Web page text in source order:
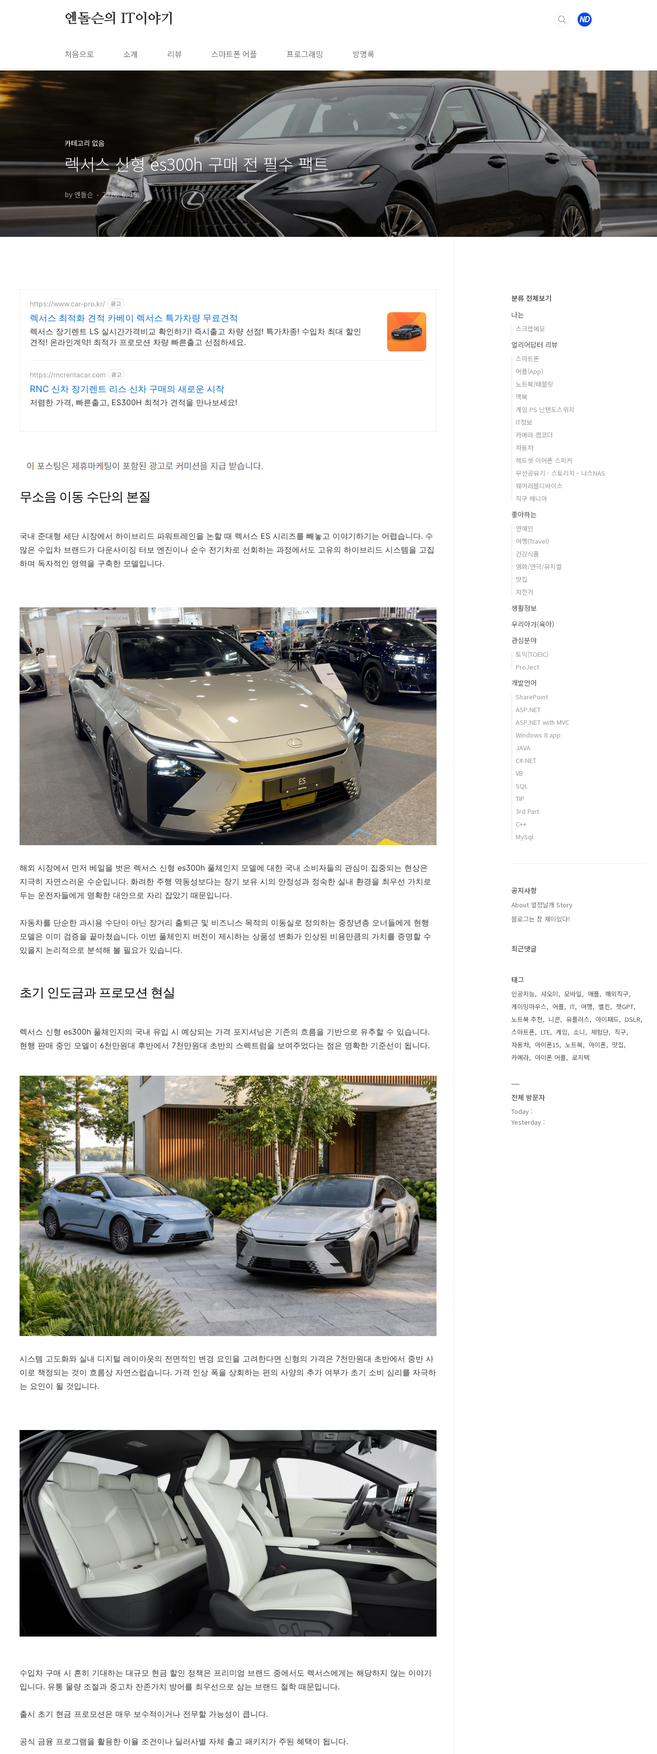
엔돌슨의 IT이야기
처음으로 소개 리뷰 스마트폰 어플 프로그래밍 방명록
카테고리 없음
렉서스 신형 es300h 구매 전 필수 팩트
by 엔돌슨 2026. 6. 15.
https://www.car-pro.kr/ 광고
렉서스 최적화 견적 카베이 렉서스 특가차량 무료견적
렉서스 장기렌트 LS 실시간가격비교 확인하기! 즉시출고 차량 선점! 특가차종! 수입차 최대 할인
견적! 온라인계약! 최적가 프로모션 차량 빠른출고 선점하세요.
https://rncrentacar.com 광고
RNC 신차 장기렌트 리스 신차 구매의 새로운 시작
저렴한 가격, 빠른출고, ES300H 최적가 견적을 만나보세요!
무소음 이동 수단의 본질
국내 준대형 세단 시장에서 하이브리드 파워트레인을 논할 때 렉서스 ES 시리즈를 빼놓고 이야기하기는 어렵습니다. 수
많은 수입차 브랜드가 다운사이징 터보 엔진이나 순수 전기차로 선회하는 과정에서도 고유의 하이브리드 시스템을 고집
하며 독자적인 영역을 구축한 모델입니다.
해외 시장에서 먼저 베일을 벗은 렉서스 신형 es300h 풀체인지 모델에 대한 국내 소비자들의 관심이 집중되는 현상은
지극히 자연스러운 수순입니다. 화려한 주행 역동성보다는 장기 보유 시의 안정성과 정숙한 실내 환경을 최우선 가치로
두는 운전자들에게 명확한 대안으로 자리 잡았기 때문입니다.
자동차를 단순한 과시용 수단이 아닌 장거리 출퇴근 및 비즈니스 목적의 이동실로 정의하는 중장년층 오너들에게 현행
모델은 이미 검증을 끝마쳤습니다. 이번 풀체인지 버전이 제시하는 상품성 변화가 인상된 비용만큼의 가치를 증명할 수
있을지 논리적으로 분석해 볼 필요가 있습니다.
초기 인도금과 프로모션 현실
렉서스 신형 es300h 풀체인지의 국내 유입 시 예상되는 가격 포지셔닝은 기존의 흐름을 기반으로 유추할 수 있습니다.
현행 판매 중인 모델이 6천만원대 후반에서 7천만원대 초반의 스펙트럼을 보여주었다는 점은 명확한 기준선이 됩니다.
시스템 고도화와 실내 디지털 레이아웃의 전면적인 변경 요인을 고려한다면 신형의 가격은 7천만원대 초반에서 중반 사
이로 책정되는 것이 흐름상 자연스럽습니다. 가격 인상 폭을 상회하는 편의 사양의 추가 여부가 초기 소비 심리를 자극하
는 요인이 될 것입니다.
수입차 구매 시 흔히 기대하는 대규모 현금 할인 정책은 프리미엄 브랜드 중에서도 렉서스에게는 해당하지 않는 이야기
입니다. 유통 물량 조절과 중고차 잔존가치 방어를 최우선으로 삼는 브랜드 철학 때문입니다.
출시 초기 현금 프로모션은 매우 보수적이거나 전무할 가능성이 큽니다.
공식 금융 프로그램을 활용한 이율 조건이나 딜러사별 자체 출고 패키지가 주된 혜택이 됩니다.
분류 전체보기
나는
스크랩메모
얼리어답터 리뷰
스마트폰
어플(App)
노트북/태블릿
맥북
게임 PS 닌텐도스위치
IT정보
카메라 캠코더
자동차
헤드셋 이어폰 스피커
무선공유기 - 스토리지 - 나스NAS
웨어러블디바이스
직구 매니아
좋아하는
연예인
여행(Travel)
건강식품
영화/연극/뮤지컬
맛집
자전거
생활정보
우리아가(육아)
관심분야
토익(TOEIC)
ProJect
개발언어
SharePoint
ASP.NET
ASP.NET with MVC
Windows 8 app
JAVA
C#.NET
VB
SQL
TIP
3rd Part
C++
MySql
공지사항
About 열정날개 Story
블로그는 참 재미있다!
최근댓글
태그
인공지능 샤오미 모바일 애플
해외직구
게이밍마우스
어플 IT 여행 벨킨
챗GPT
노트북 추천
니콘 유플러스 아이패드
DSLR
스마트폰
LTE 게임 소니 체험단
직구
자동차
아이폰15 노트북 아이폰
맛집
카메라
아이폰 어플 로지텍
전체 방문자
Today :
Yesterday :